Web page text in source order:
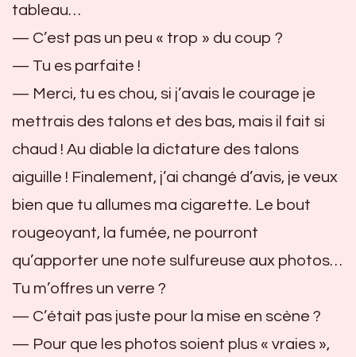
tableau…
— C’est pas un peu « trop » du coup ?
— Tu es parfaite !
— Merci, tu es chou, si j’avais le courage je
mettrais des talons et des bas, mais il fait si
chaud ! Au diable la dictature des talons
aiguille ! Finalement, j’ai changé d’avis, je veux
bien que tu allumes ma cigarette. Le bout
rougeoyant, la fumée, ne pourront
qu’apporter une note sulfureuse aux photos…
Tu m’offres un verre ?
— C’était pas juste pour la mise en scène ?
— Pour que les photos soient plus « vraies »,